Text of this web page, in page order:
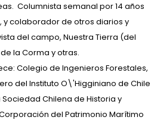
Columnista semanal por 14 años
y colaborador de otros diarios y
del campo, Nuestra Tierra (del
la Corma y otras.
Colegio de Ingenieros Forestales,
del Instituto O\'Higginiano de Chile
Sociedad Chilena de Historia y
del Patrimonio Marítimo